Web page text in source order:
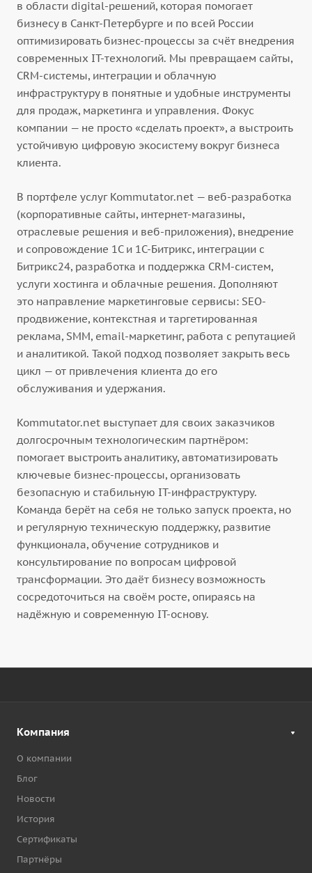
в области digital-решений, которая помогает
бизнесу в Санкт-Петербурге и по всей России
оптимизировать бизнес-процессы за счёт внедрения
современных IT-технологий. Мы превращаем сайты,
CRM-системы, интеграции и облачную
инфраструктуру в понятные и удобные инструменты
для продаж, маркетинга и управления. Фокус
компании — не просто «сделать проект», а выстроить
устойчивую цифровую экосистему вокруг бизнеса
клиента.
В портфеле услуг Kommutator.net — веб-разработка
(корпоративные сайты, интернет-магазины,
отраслевые решения и веб-приложения), внедрение
и сопровождение 1С и 1С-Битрикс, интеграции с
Битрикс24, разработка и поддержка CRM-систем,
услуги хостинга и облачные решения. Дополняют
это направление маркетинговые сервисы: SEO-
продвижение, контекстная и таргетированная
реклама, SMM, email-маркетинг, работа с репутацией
и аналитикой. Такой подход позволяет закрыть весь
цикл — от привлечения клиента до его
обслуживания и удержания.
Kommutator.net выступает для своих заказчиков
долгосрочным технологическим партнёром:
помогает выстроить аналитику, автоматизировать
ключевые бизнес-процессы, организовать
безопасную и стабильную IT-инфраструктуру.
Команда берёт на себя не только запуск проекта, но
и регулярную техническую поддержку, развитие
функционала, обучение сотрудников и
консультирование по вопросам цифровой
трансформации. Это даёт бизнесу возможность
сосредоточиться на своём росте, опираясь на
надёжную и современную IT-основу.
Компания
О компании
Блог
Новости
История
Сертификаты
Партнёры